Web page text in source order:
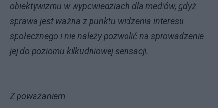
obiektywizmu w wypowiedziach dla mediów, gdyż
sprawa jest ważna z punktu widzenia interesu
społecznego i nie należy pozwolić na sprowadzenie
jej do poziomu kilkudniowej sensacji.
Z poważaniem